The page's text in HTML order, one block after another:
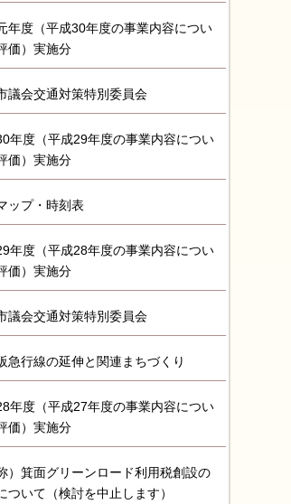
年度（平成30年度の事業内容につい
価）実施分
議会交通対策特別委員会
年度（平成29年度の事業内容につい
価）実施分
ップ・時刻表
年度（平成28年度の事業内容につい
価）実施分
議会交通対策特別委員会
急行線の延伸と関連まちづくり
年度（平成27年度の事業内容につい
価）実施分
）箕面グリーンロード利用税創設の
ついて（検討を中止します）